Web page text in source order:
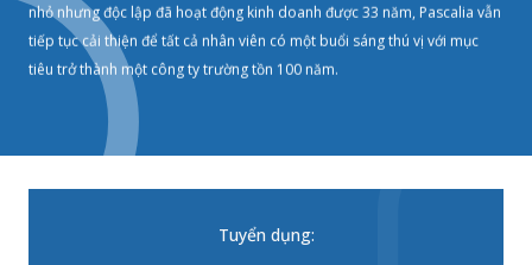
nhỏ nhưng độc lập đã hoạt động kinh doanh được 33 năm, Pascalia vẫn
tiếp tục cải thiện để tất cả nhân viên có một buổi sáng thú vị với mục
tiêu trở thành một công ty trường tồn 100 năm.
Tuyển dụng: